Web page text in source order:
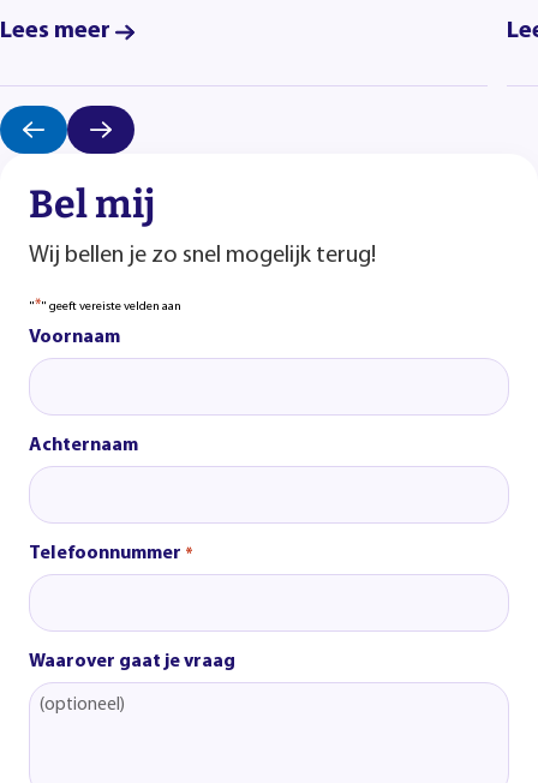
Lees meer
Bel mij
Wij bellen je zo snel mogelijk terug!
"*" geeft vereiste velden aan
Voornaam
Achternaam
Telefoonnummer *
Waarover gaat je vraag